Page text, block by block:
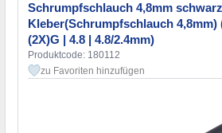
Schrumpfschlauch 4,8mm
Kleber(Schrumpfschlauch 4,8mm)
(2X)G | 4.8 | 4.8/2.4mm)
Produktcode: 180112
zu Favoriten hinzufügen